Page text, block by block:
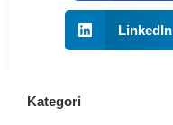
LinkedIn
Kategori